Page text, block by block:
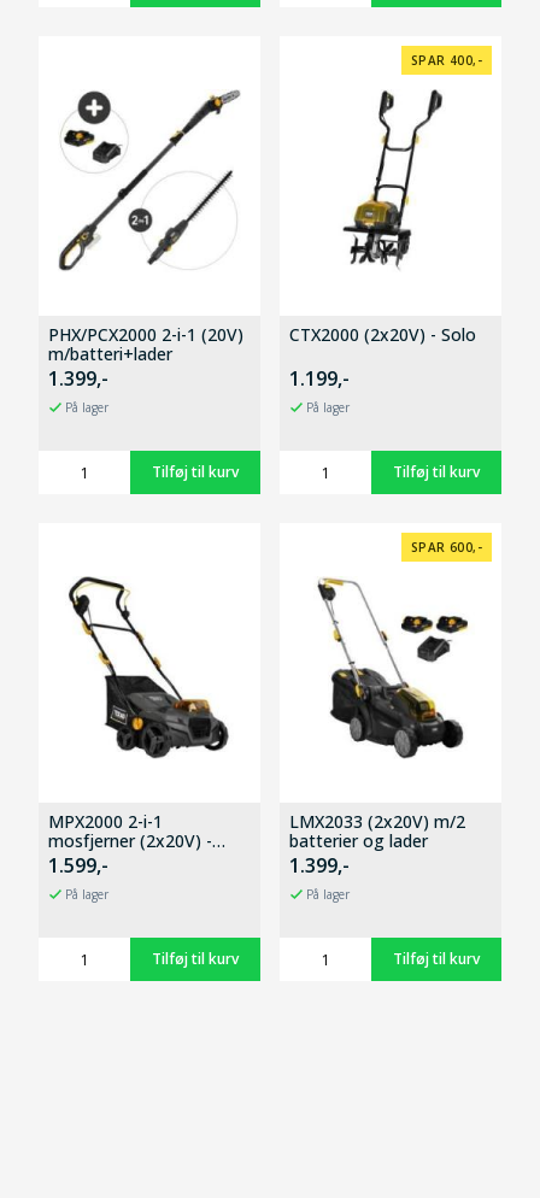
PHX/PCX2000 2-i-1 (20V)
m/batteri+lader
1.399,-
På lager
SPAR 400,-
CTX2000 (2x20V) - Solo
1.199,-
På lager
MPX2000 2-i-1
mosfjerner (2x20V) -
Solo
1.599,-
På lager
SPAR 600,-
LMX2033 (2x20V) m/2
batterier og lader
1.399,-
På lager